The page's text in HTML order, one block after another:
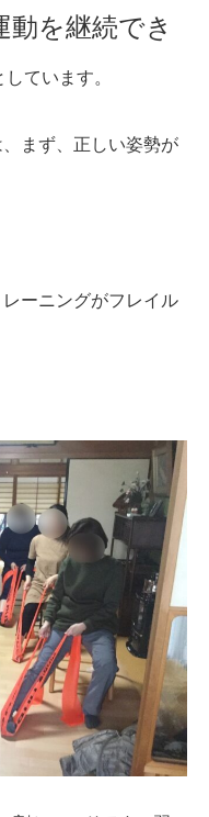
動を継続でき
ています。
まず、正しい姿勢が
ーニングがフレイル